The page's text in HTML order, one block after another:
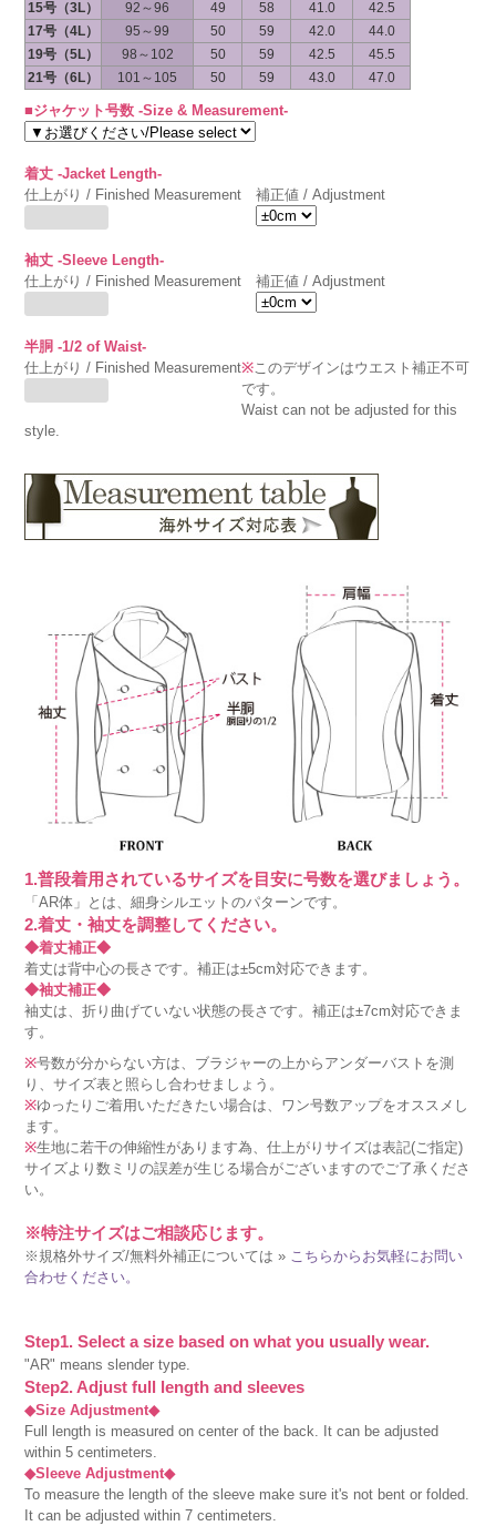
15号（3L） 92～96 49 58 41.0
42.5
17号（4L）
95～99 50 59 42.0
44.0
19号（5L）
98～102 50 59 42.5
45.5
21号（6L）
101～105 50 59 43.0 47.0
■ジャケット号数 -Size & Measurement-
着丈 -Jacket Length-
仕上がり / Finished Measurement
補正値 / Adjustment
袖丈 -Sleeve Length-
仕上がり / Finished Measurement
補正値 / Adjustment
半胴 -1/2 of Waist-
仕上がり / Finished Measurement※ このデザインはウエスト補正不可
です。
Waist can not be adjusted for this
style.
1.普段着用されているサイズを目安に号数を選びましょう。
「AR体」とは、細身シルエットのパターンです。
2.着丈・袖丈を調整してください。
◆着丈補正◆
着丈は背中心の長さです。補正は±5cm対応できます。
◆袖丈補正◆
袖丈は、折り曲げていない状態の長さです。補正は±7cm対応できま
す。
※号数が分からない方は、ブラジャーの上からアンダーバストを測
り、サイズ表と照らし合わせましょう。
※ゆったりご着用いただきたい場合は、ワン号数アップをオススメし
ます。
※生地に若干の伸縮性があります為、仕上がりサイズは表記(ご指定)
サイズより数ミリの誤差が生じる場合がございますのでご了承くださ
い。
※特注サイズはご相談応じます。
※規格外サイズ/無料外補正については » こちらからお気軽にお問い
合わせください。
Step1. Select a size based on what you usually wear.
"AR" means slender type.
Step2. Adjust full length and sleeves
◆Size Adjustment◆
Full length is measured on center of the back. It can be adjusted
within 5 centimeters.
◆Sleeve Adjustment◆
To measure the length of the sleeve make sure it's not bent or folded.
It can be adjusted within 7 centimeters.